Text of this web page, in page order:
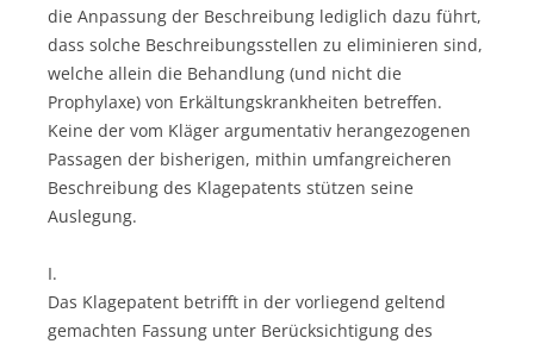
die Anpassung der Beschreibung lediglich dazu führt,
dass solche Beschreibungsstellen zu eliminieren sind,
welche allein die Behandlung (und nicht die
Prophylaxe) von Erkältungskrankheiten betreffen.
Keine der vom Kläger argumentativ herangezogenen
Passagen der bisherigen, mithin umfangreicheren
Beschreibung des Klagepatents stützen seine
Auslegung.
I.
Das Klagepatent betrifft in der vorliegend geltend
gemachten Fassung unter Berücksichtigung des